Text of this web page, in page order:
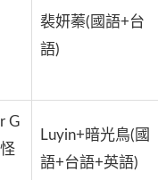
裴妍蓁(國語+台
語)
G
Luyin+暗光鳥(國
語+台語+英語)